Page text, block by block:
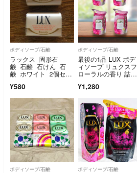
ボディソープ/石鹸
ラックス 固形石
鹸 石鹸 石けん 石
鹸 ホワイト 2個セッ
¥580
ボディソープ/石鹸
最後の1品 LUX ボデ
ィソープ リュクスフ
ローラルの香り 詰替3
¥1,280
ボディソープ/石鹸 ボディソープ/石鹸